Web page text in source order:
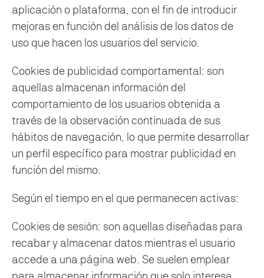
aplicación o plataforma, con el fin de introducir
mejoras en función del análisis de los datos de
uso que hacen los usuarios del servicio.
Cookies de publicidad comportamental: son
aquellas almacenan información del
comportamiento de los usuarios obtenida a
través de la observación continuada de sus
hábitos de navegación, lo que permite desarrollar
un perfil específico para mostrar publicidad en
función del mismo.
Según el tiempo en el que permanecen activas:
Cookies de sesión: son aquellas diseñadas para
recabar y almacenar datos mientras el usuario
accede a una página web. Se suelen emplear